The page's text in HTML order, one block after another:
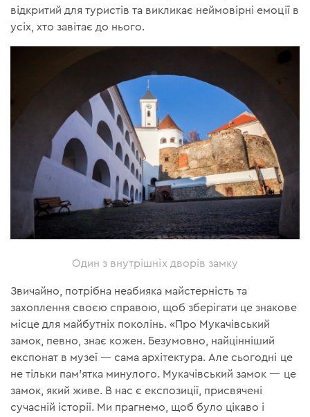
відкритий для туристів та викликає неймовірні емоції в
усіх, хто завітає до нього.
Один з внутрішніх дворів замку
Звичайно, потрібна неабияка майстерність та
захоплення своєю справою, щоб зберігати це знакове
місце для майбутніх поколінь. «Про Мукачівський
замок, певно, знає кожен. Безумовно, найцінніший
експонат в музеї — сама архітектура. Але сьогодні це
не тільки пам'ятка минулого. Мукачівський замок — це
замок, який живе. В нас є експозиції, присвячені
сучасній історії. Ми прагнемо, щоб було цікаво і